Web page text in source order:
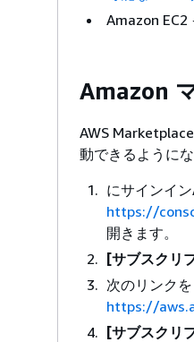
Amazon EC2
Amazon
AWS
動できるようにな
にサインイ
https://
開きます。
[サブスクリ
次のリンク
https://
[サブスクリ